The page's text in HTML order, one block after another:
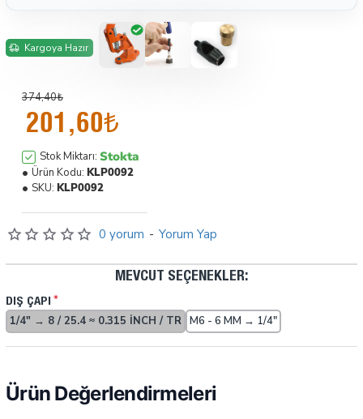
Kargoya Hazır
0 yorum - Yorum Yap
201,60₺
374,40₺
Stok Miktarı: Stokta
Ürün Kodu: KLP0092
SKU: KLP0092
MEVCUT SEÇENEKLER:
DIŞ ÇAPI
1/4" → 8 / 25.4 ≈ 0.315 INCH / TR M6 - 6 MM → 1/4"
Ürün Değerlendirmeleri